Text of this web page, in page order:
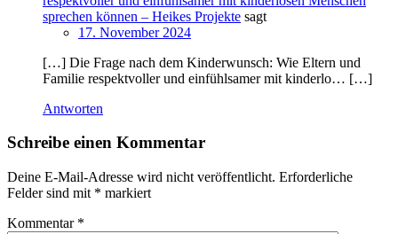
sprechen können – Heikes Projekte sagt
17. November 2024
[…] Die Frage nach dem Kinderwunsch: Wie Eltern und
Familie respektvoller und einfühlsamer mit kinderlo… […]
Antworten
Schreibe einen Kommentar
Deine E-Mail-Adresse wird nicht veröffentlicht. Erforderliche
Felder sind mit * markiert
Kommentar *